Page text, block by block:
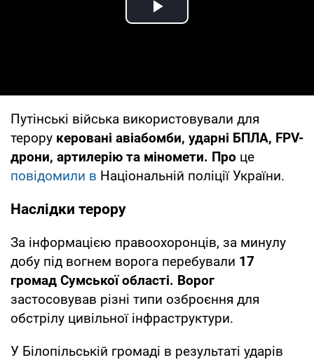
Play Video
Путінські війська використовували для
терору керовані авіабомби, ударні БПЛА, FPV-
дрони, артилерію та міномети. Про це
повідомили в Національній поліції України.
Наслідки терору
За інформацією правоохоронців, за минулу
добу під вогнем ворога перебували 17
громад Сумської області. Ворог
застосовував різні типи озброєння для
обстрілу цивільної інфраструктури.
У Білопільській громаді в результаті ударів